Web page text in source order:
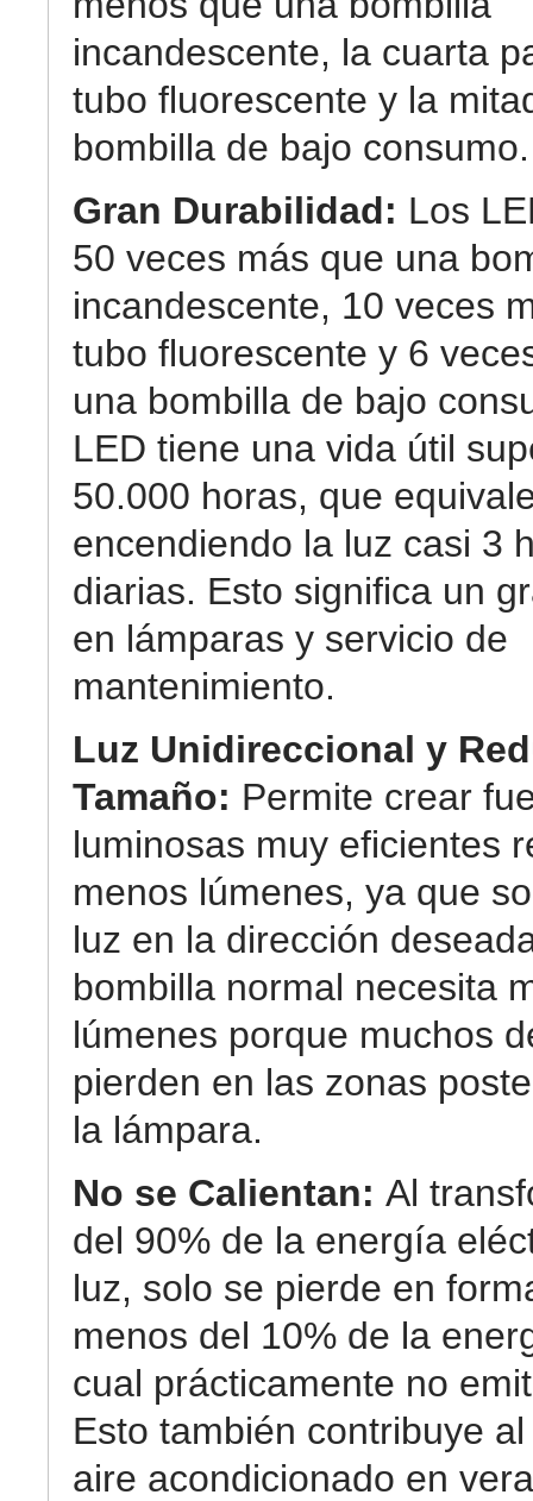
incandescente, la cuarta
tubo fluorescente y la
bombilla de bajo consumo.
Gran Durabilidad: Los
50 veces más que una
incandescente, 10 veces
tubo fluorescente y 6
una bombilla de bajo
LED tiene una vida útil
50.000 horas, que
encendiendo la luz casi 3
diarias. Esto significa un
en lámparas y servicio de
mantenimiento.
Luz Unidireccional y
Tamaño: Permite crear
luminosas muy eficientes
menos lúmenes, ya que
luz en la dirección
bombilla normal necesita
lúmenes porque muchos
pierden en las zonas
la lámpara.
No se Calientan: Al
del 90% de la energía
luz, solo se pierde en
menos del 10% de la
cual prácticamente no
Esto también contribuye
aire acondicionado en